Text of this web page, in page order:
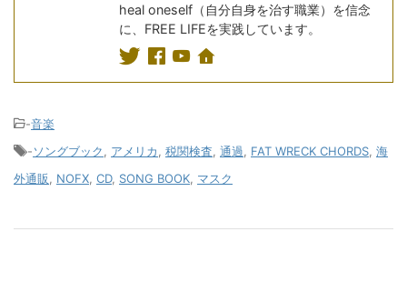
heal oneself（自分自身を治す職業）を信念
に、FREE LIFEを実践しています。
-音楽
-ソングブック アメリカ 税関検査 通過 FAT WRECK CHORDS 海
外通販
NOFX CD, SONG BOOK マスク